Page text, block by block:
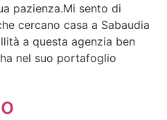
pazienza.Mi sento di
cercano casa a Sabaudia
a questa agenzia ben
nel suo portafoglio